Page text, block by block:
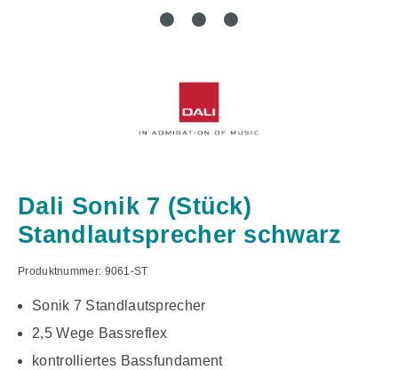
Dali Sonik 7 (Stück)
Standlautsprecher schwarz
Produktnummer: 9061-ST
Sonik 7 Standlautsprecher
2,5 Wege Bassreflex
kontrolliertes Bassfundament